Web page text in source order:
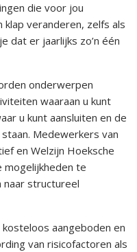
die voor jou
klap veranderen, zelfs als
dat er jaarlijks zo’n één
onderwerpen
waaraan u kunt
u kunt aansluiten en de
Medewerkers van
en Welzijn Hoeksche
mogelijkheden te
structureel
aangeboden en
van risicofactoren als